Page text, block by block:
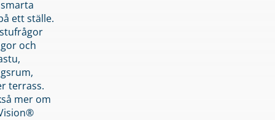
ett ställe.
och
terrass.
mer om